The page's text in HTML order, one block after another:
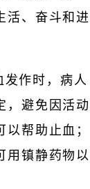
活、奋斗和进
发作时，病人
，避免因活动
帮助止血；
用镇静药物以